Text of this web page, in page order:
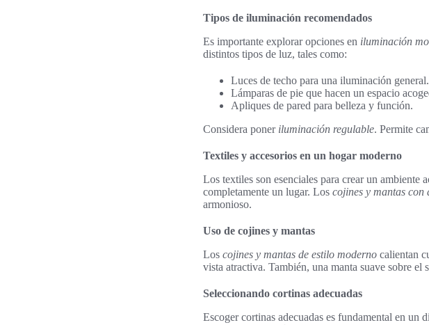
Tipos de iluminación recomendados
Es importante explorar opciones en iluminación
distintos tipos de luz, tales como:
Luces de techo para una iluminación general.
Lámparas de pie que hacen un espacio
Apliques de pared para belleza y función.
Considera poner iluminación regulable. Permite
Textiles y accesorios en un hogar moderno
Los textiles son esenciales para crear un ambiente
completamente un lugar. Los cojines y mantas con
armonioso.
Uso de cojines y mantas
Los cojines y mantas de estilo moderno calientan
vista atractiva. También, una manta suave sobre el
Seleccionando cortinas adecuadas
Escoger cortinas adecuadas es fundamental en un